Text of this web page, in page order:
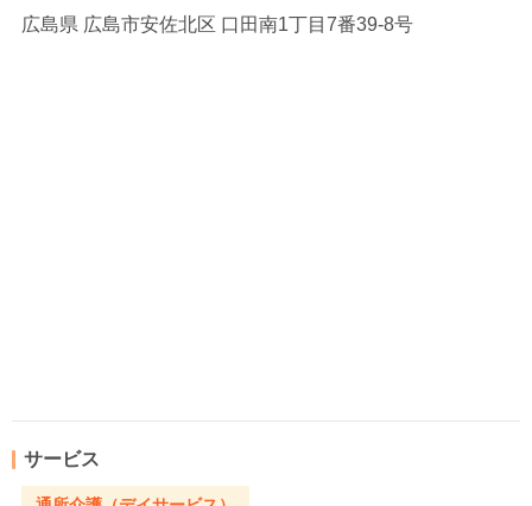
広島県 広島市安佐北区 口田南1丁目7番39-8号
サービス